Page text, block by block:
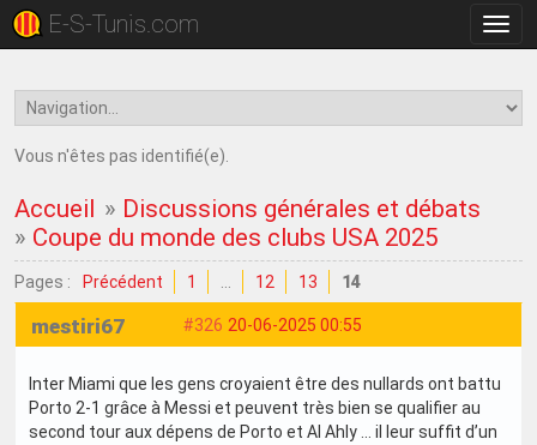
la
E-S-Tunis.com
Vous n'êtes pas identifié(e).
Accueil » Discussions générales et débats
» Coupe du monde des clubs USA 2025
Pages : Précédent 1 12 13 14
#326 20-06-2025 00:55
mestiri67
Inter Miami que les gens croyaient être des nullards ont battu
Porto 2-1 grâce à Messi et peuvent très bien se qualifier au
second tour aux dépens de Porto et Al Ahly … il leur suffit d’un